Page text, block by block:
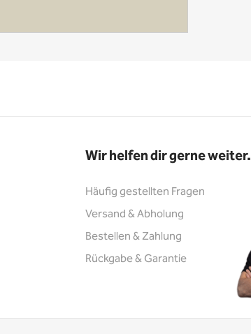
Wir helfen dir gerne weiter.
Häufig gestellten Fragen
Versand & Abholung
Bestellen & Zahlung
Rückgabe & Garantie